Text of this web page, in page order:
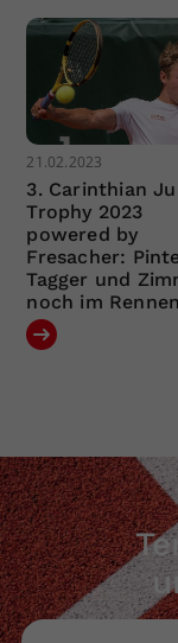
21.02.2023
3. Carinthian
Trophy 2023
powered by
Fresacher:
Tagger und
noch im Rennen